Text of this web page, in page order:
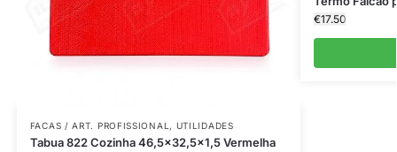
FACAS / ART. PROFISSIONAL , UTILIDADES
Tabua 822 Cozinha 46,5×32,5×1,5 Vermelha
€17.50